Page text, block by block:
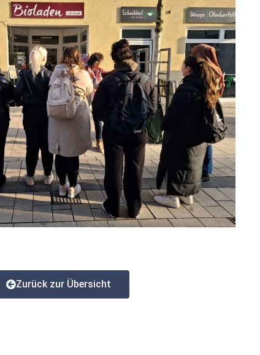
Zurück zur Übersicht